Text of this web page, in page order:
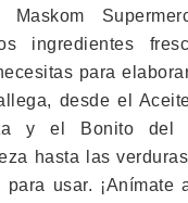
ingredientes
para
desde el
y el Bonito del
hasta las
para usar. ¡Anímate